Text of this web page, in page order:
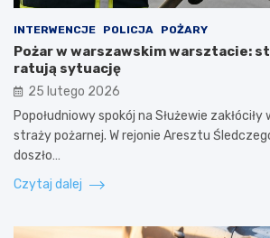
INTERWENCJE POLICJA POŻARY
Pożar w warszawskim warsztacie:
ratują sytuację
25 lutego 2026
Popołudniowy spokój na Służewie
straży pożarnej. W rejonie Aresztu
doszło…
Czytaj dalej